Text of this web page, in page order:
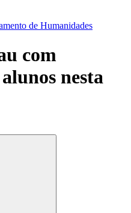
de Humanidades
com
nesta